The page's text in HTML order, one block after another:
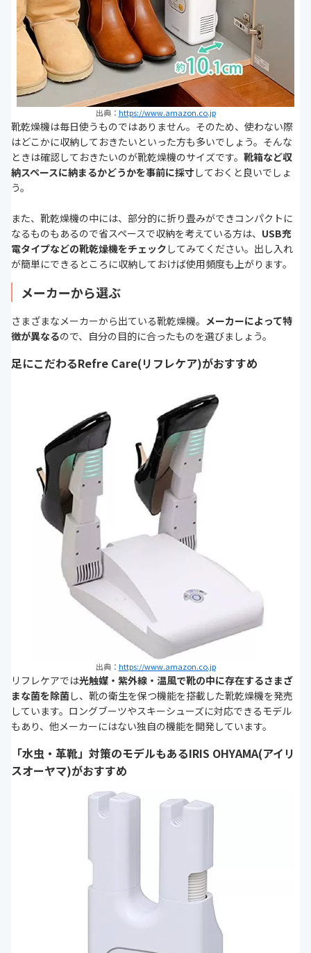
出典： https://www.amazon.co.jp
靴乾燥機は毎日使うものではありません。そのため、使わない際
はどこかに収納しておきたいといった方も多いでしょう。そんな
ときは確認しておきたいのが靴乾燥機のサイズです。 靴箱など収
納スペースに納まるかどうかを事前に採寸しておくと良いでしょ
う。
また、靴乾燥機の中には、部分的に折り畳みができコンパクトに
なるものもあるので省スペースで収納を考えている方は、 USB充
電タイプなどの靴乾燥機をチェック してみてください。出し入れ
が簡単にできるところに収納しておけば使用頻度も上がります。
メーカーから選ぶ
さまざまなメーカーから出ている靴乾燥機。 メーカーによって特
徴が異なるので、自分の目的に合ったものを選びましょう。
足にこだわるRefre Care(リフレケア)がおすすめ
出典： https://www.amazon.co.jp
リフレケアでは光触媒・紫外線・温風で靴の中に存在するさまざ
まな菌を除菌 し、靴の衛生を保つ機能を搭載した靴乾燥機を発売
しています。ロングブーツやスキーシューズに対応できるモデル
もあり、他メーカーにはない独自の機能を開発しています。
「水虫・革靴」対策のモデルもあるIRIS OHYAMA(アイリ
スオーヤマ)がおすすめ